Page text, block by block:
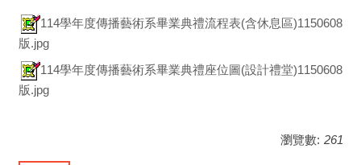
114學年度傳播藝術系畢業典禮流程表(含休息區)1150608
版.jpg
114學年度傳播藝術系畢業典禮座位圖(設計禮堂)1150608
版.jpg
瀏覽數: 261